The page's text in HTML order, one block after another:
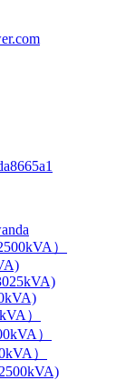
）
）
）
）